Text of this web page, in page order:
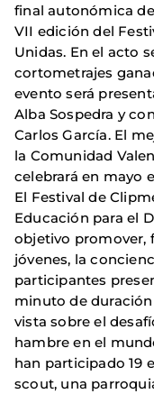
final autonómica
VII edición del
Unidas. En el acto
cortometrajes
evento será
Alba Sospedra y
Carlos García. El
la Comunidad
celebrará en mayo
El Festival de
Educación para el
objetivo promover,
jóvenes, la
participantes
minuto de
vista sobre el
hambre en el
han participado 19
scout, una